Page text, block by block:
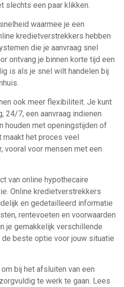
slechts een paar klikken.
waarmee je een
kredietverstrekkers hebben
die je aanvraag snel
ontvang je binnen korte tijd een
is als je snel wilt handelen bij
ook meer flexibiliteit. Je kunt
24/7, een aanvraag indienen
houden met openingstijden of
maakt het proces veel
vooral voor mensen met een
van online hypothecaire
Online kredietverstrekkers
en gedetailleerd informatie
rentevoeten en voorwaarden
je gemakkelijk verschillende
beste optie voor jouw situatie
bij het afsluiten van een
te werk te gaan. Lees